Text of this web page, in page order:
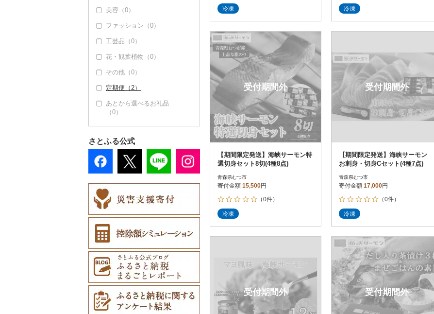
豆腐・納豆（0）
漬物（0）
缶詰・瓶詰（3）
肉（0）
魚（3）
果物（0）
ジャム（0）
（0）
乾物（0）
燻製（スモーク）
その他加工品（0）
美容（0）
ファッション（0）
工芸品（0）
花・観葉植物（0）
その他（0）
定期便（2）
あとから選べるお礼品
（0）
さとふる公式
冷凍 冷凍
受付期間外
【期間限定発送】海峡サーモン特
選切身セット8切(4種8点)
青森県むつ市
寄付金額 15,500円
（0件）
冷凍
受付期間外
【期間限定発送】海峡サーモン
お刺身・切身Cセット(4種7点)
青森県むつ市
寄付金額 17,000円
（0件）
冷凍
受付期間外 受付期間外